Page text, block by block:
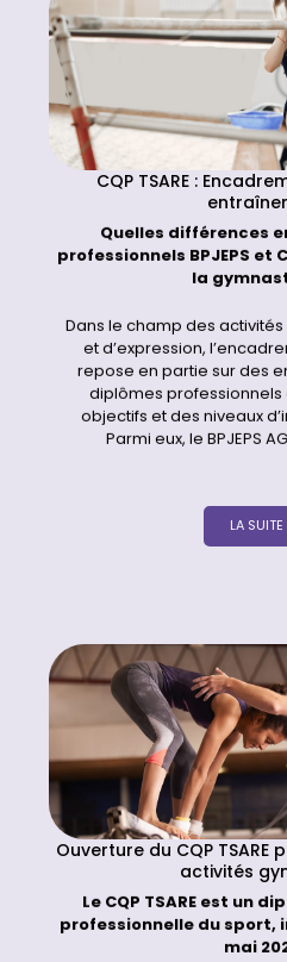
CQP TSARE :
Quelles différences
professionnels BPJEPS et
la
Dans le champ des
et d’expression,
repose en partie sur des
diplômes
objectifs et des niveaux
Parmi eux, le BPJEPS
LA
Ouverture du CQP
activités
Le CQP TSARE est un
professionnelle du sport,
mai